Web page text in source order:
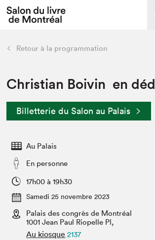
Espace exposant⋅e⋅s
Espace enseignant·e·s
Espace médias
L'événement
Préparer sa visite au Salon
Actualités
SLM PRO
retour
Préparer sa visite
Salon dans la ville et en ligne
Projets partenaires
Liens pratiques
Retour à la programmation
Christian Boivin en
Billetterie du Salon au Palais
Au Palais
En personne
17h00 à 19h30
Samedi 25 novembre 2023
Palais des congrès de Montréal
1001 Jean Paul Riopelle Pl,
Au kiosque 2137